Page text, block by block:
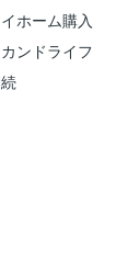
ホーム購入
ンドライフ